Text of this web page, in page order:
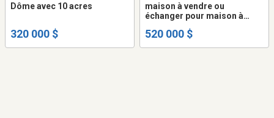
Dôme avec 10 acres
320 000 $
maison à vendre ou
échanger pour maison à
520 000 $